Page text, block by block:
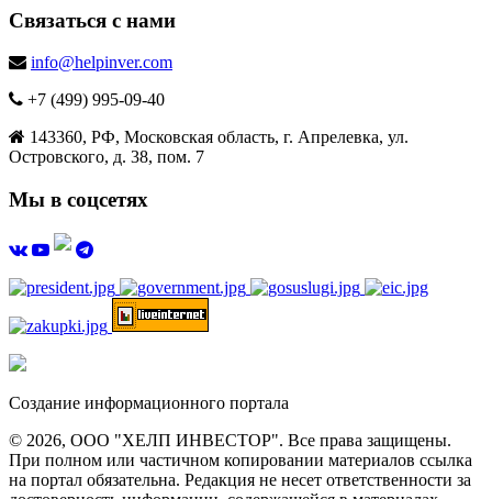
Связаться с нами
info@helpinver.com
+7 (499) 995-09-40
143360, РФ, Московская область, г. Апрелевка, ул.
Островского, д. 38, пом. 7
Мы в соцсетях
Создание информационного портала
© 2026, ООО "ХЕЛП ИНВЕСТОР". Все права защищены.
При полном или частичном копировании материалов ссылка
на портал обязательна. Редакция не несет ответственности за